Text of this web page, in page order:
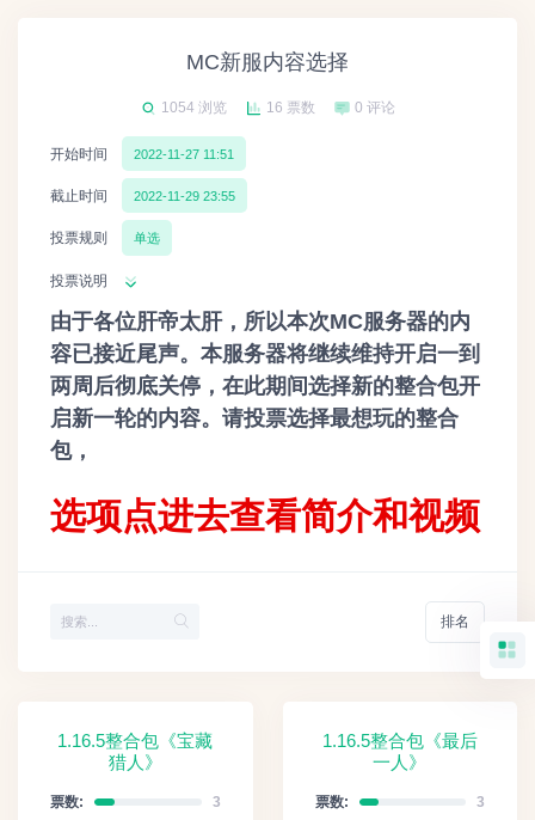
MC新服内容选择
1054 浏览 16 票数 0 评论
开始时间 2022-11-27 11:51
截止时间 2022-11-29 23:55
投票规则 单选
投票说明
由于各位肝帝太肝，所以本次MC服务器的内
容已接近尾声。本服务器将继续维持开启一到
两周后彻底关停，在此期间选择新的整合包开
启新一轮的内容。请投票选择最想玩的整合
包，
选项点进去查看简介和视频
排名
1.16.5整合包《宝藏
猎人》
票数: 3
1.16.5整合包《最后
一人》
票数: 3